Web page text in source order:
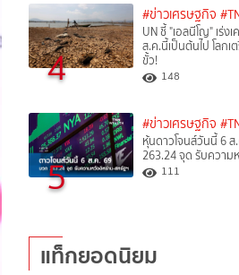
4
#ข่าวเศรษฐกิจ
UN ชี้ "เอลนีโญ" เร่ง
ส.ค.นี้เป็นต้นไป โลก
ขั้ว!
148
5
#ข่าวเศรษฐกิจ
หุ้นดาวโจนส์วันนี้ 6
263.24 จุด รับความ
111
แท็กยอดนิยม